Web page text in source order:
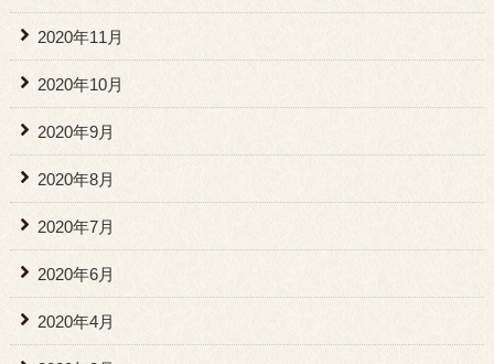
2020年11月
2020年10月
2020年9月
2020年8月
2020年7月
2020年6月
2020年4月